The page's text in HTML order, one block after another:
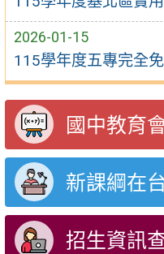
2026-01-15
115學年度五專完全
國中教育
新課綱在
招生資訊